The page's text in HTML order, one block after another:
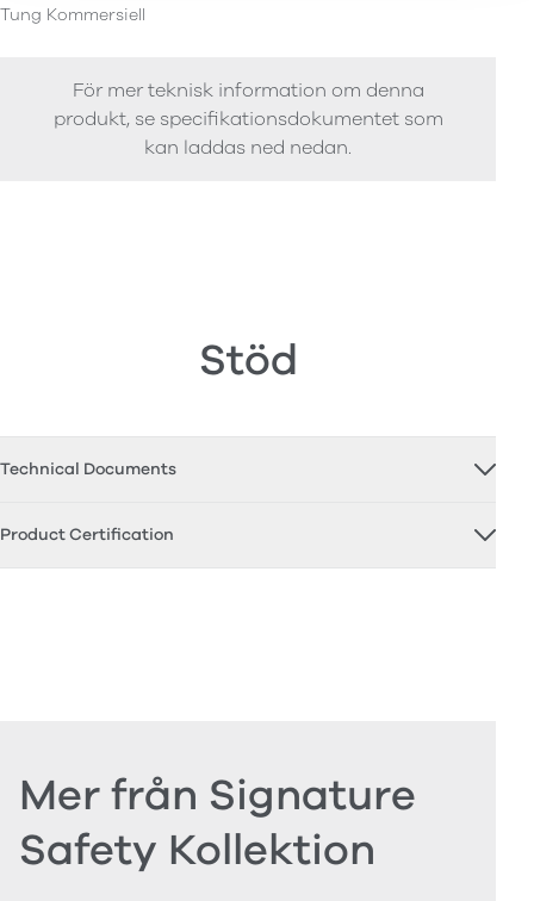
Tung Kommersiell
För mer teknisk information om denna
produkt, se specifikationsdokumentet som
kan laddas ned nedan.
Stöd
Technical Documents
Product Certification
Mer från Signature
Safety Kollektion